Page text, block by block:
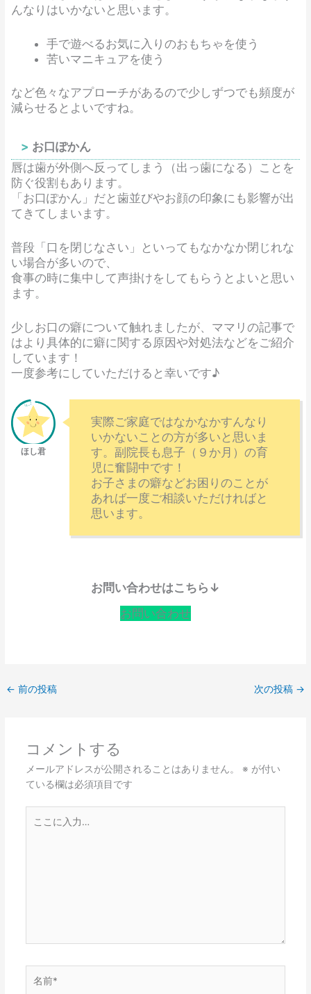
んなりはいかないと思います。
手で遊べるお気に入りのおもちゃを使う
苦いマニキュアを使う
など色々なアプローチがあるので少しずつでも頻度が
減らせるとよいですね。
お口ぽかん
唇は歯が外側へ反ってしまう（出っ歯になる）ことを
防ぐ役割もあります。
「お口ぽかん」だと歯並びやお顔の印象にも影響が出
てきてしまいます。
普段「口を閉じなさい」といってもなかなか閉じれな
い場合が多いので、
食事の時に集中して声掛けをしてもらうとよいと思い
ます。
少しお口の癖について触れましたが、ママリの記事で
はより具体的に癖に関する原因や対処法などをご紹介
しています！
一度参考にしていただけると幸いです♪
実際ご家庭ではなかなかすんなり
いかないことの方が多いと思いま
す。副院長も息子（９か月）の育
児に奮闘中です！
お子さまの癖などお困りのことが
あれば一度ご相談いただければと
思います。
お問い合わせはこちら↓
お問い合わせ
← 前の投稿 次の投稿 →
コメントする
メールアドレスが公開されることはありません。 ※ が付い
ている欄は必須項目です
前